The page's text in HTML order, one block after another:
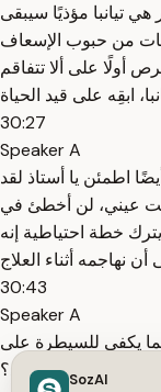
تيانبا مؤذيًا سيبقى
من حبوب الإسعاف
أولًا على ألا تتفاقم
ابقِه على قيد الحياة
30:27
Speaker A
اطمئن يا أستاذ لقد
حتى لو أغمضت عيني، لن أخطئ في
خطة احتياطية إنه
نهاجمه أثناء العلاج
30:43
Speaker A
يكفي للسيطرة على
السوداء خلف الأستاذ؟
SozAI